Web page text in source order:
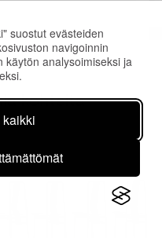
suostut evästeiden
navigoinnin
käytön analysoimiseksi ja
kohteita